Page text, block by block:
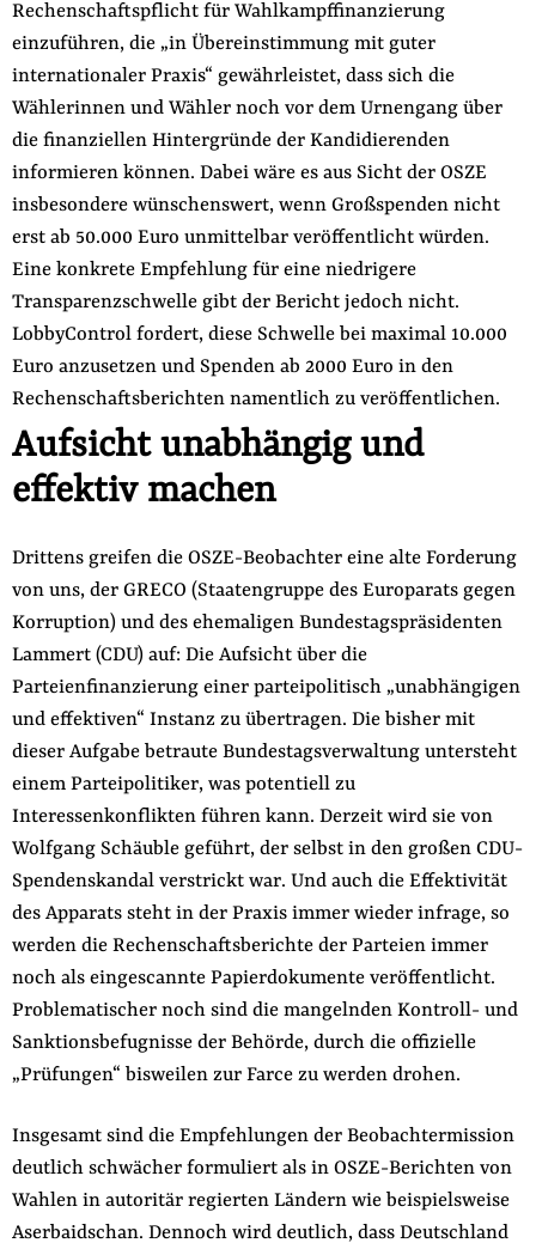
Rechenschaftspflicht für Wahlkampffinanzierung
einzuführen, die „in Übereinstimmung mit guter
internationaler Praxis“ gewährleistet, dass sich die
Wählerinnen und Wähler noch vor dem Urnengang über
die finanziellen Hintergründe der Kandidierenden
informieren können. Dabei wäre es aus Sicht der OSZE
insbesondere wünschenswert, wenn Großspenden nicht
erst ab 50.000 Euro unmittelbar veröffentlicht würden.
Eine konkrete Empfehlung für eine niedrigere
Transparenzschwelle gibt der Bericht jedoch nicht.
LobbyControl fordert, diese Schwelle bei maximal 10.000
Euro anzusetzen und Spenden ab 2000 Euro in den
Rechenschaftsberichten namentlich zu veröffentlichen.
Aufsicht unabhängig und
effektiv machen
Drittens greifen die OSZE-Beobachter eine alte Forderung
von uns, der GRECO (Staatengruppe des Europarats gegen
Korruption) und des ehemaligen Bundestagspräsidenten
Lammert (CDU) auf: Die Aufsicht über die
Parteienfinanzierung einer parteipolitisch „unabhängigen
und effektiven“ Instanz zu übertragen. Die bisher mit
dieser Aufgabe betraute Bundestagsverwaltung untersteht
einem Parteipolitiker, was potentiell zu
Interessenkonflikten führen kann. Derzeit wird sie von
Wolfgang Schäuble geführt, der selbst in den großen CDU-
Spendenskandal verstrickt war. Und auch die Effektivität
des Apparats steht in der Praxis immer wieder infrage, so
werden die Rechenschaftsberichte der Parteien immer
noch als eingescannte Papierdokumente veröffentlicht.
Problematischer noch sind die mangelnden Kontroll- und
Sanktionsbefugnisse der Behörde, durch die offizielle
„Prüfungen“ bisweilen zur Farce zu werden drohen.
Insgesamt sind die Empfehlungen der Beobachtermission
deutlich schwächer formuliert als in OSZE-Berichten von
Wahlen in autoritär regierten Ländern wie beispielsweise
Aserbaidschan. Dennoch wird deutlich, dass Deutschland